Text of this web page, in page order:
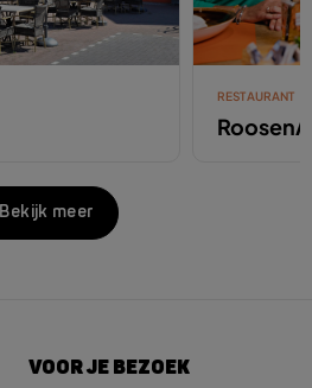
RESTAURANT
Bekijk meer
VOOR JE BEZOEK